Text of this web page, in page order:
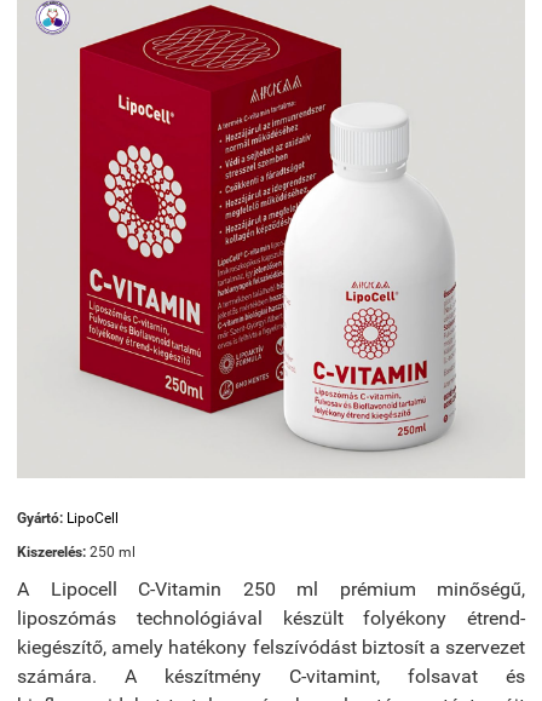
Gyártó: LipoCell
Kiszerelés: 250 ml
A Lipocell C-Vitamin 250 ml prémium minőségű,
liposzómás technológiával készült folyékony étrend-
kiegészítő, amely hatékony felszívódást biztosít a szervezet
számára. A készítmény C-vitamint, folsavat és